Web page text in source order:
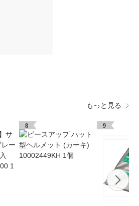
もっと見る
8 9